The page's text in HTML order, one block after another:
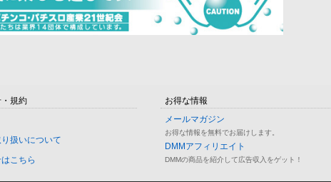
規約
扱いについて
こちら
お得な情報
メールマガジン
お得な情報を無料でお届けします。
DMMアフィリエイト
DMMの商品を紹介して広告収入をゲット！